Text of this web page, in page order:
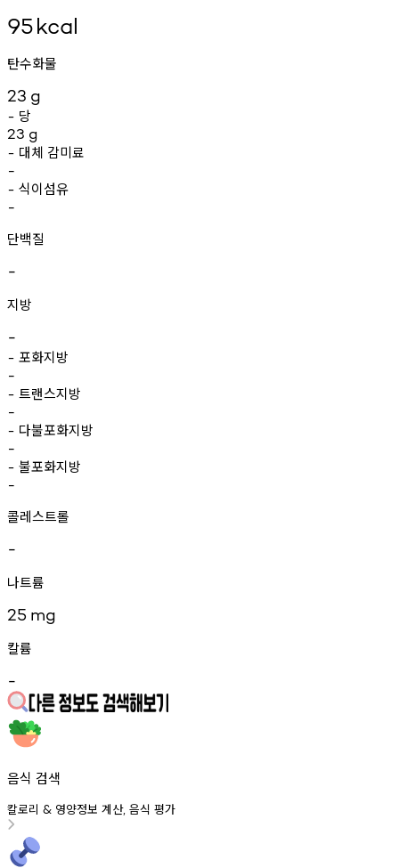
95kcal
탄수화물
23 g
- 당
23 g
- 대체 감미료
-
- 식이섬유
-
단백질
-
지방
-
- 포화지방
-
- 트랜스지방
-
- 다불포화지방
-
- 불포화지방
-
콜레스트롤
-
나트륨
25 mg
칼륨
-
음식 검색
칼로리 & 영양정보 계산, 음식 평가